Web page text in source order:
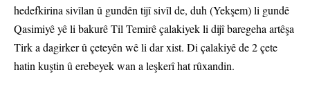
hedefkirina sivîlan û gundên tijî sivîl de, duh (Yekşem) li gundê
Qasimiyê yê li bakurê Til Temirê çalakiyek li dijî baregeha artêşa
Tirk a dagirker û çeteyên wê li dar xist. Di çalakiyê de 2 çete
hatin kuştin û erebeyek wan a leşkerî hat rûxandin.